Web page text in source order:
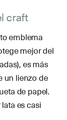
craft
emblema
mejor del
es más
un lienzo de
de papel.
es casi